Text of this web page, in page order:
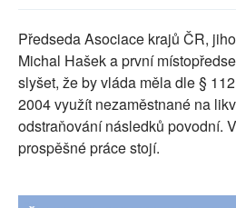
PŘÍSPĚVKY NA PROVOZ
SOCIÁLNÍ SÍTĚ
RUBRIKY
PLNÁ VERZE STRÁNEK
Předseda Asociace krajů ČR,
Michal Hašek a první
slyšet, že by vláda měla dle §
2004 využít nezaměstnané na
odstraňování následků povodní.
prospěšné práce stojí.